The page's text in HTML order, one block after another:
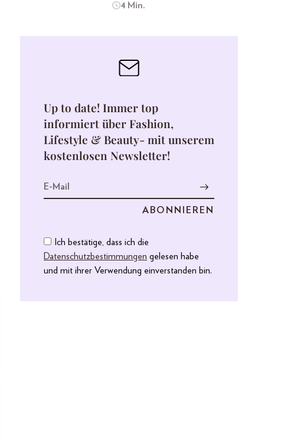
4 Min.
Up to date! Immer top
informiert über Fashion,
Lifestyle & Beauty- mit unserem
kostenlosen Newsletter!
Ich bestätige, dass ich die
Datenschutzbestimmungen gelesen habe
und mit ihrer Verwendung einverstanden bin.